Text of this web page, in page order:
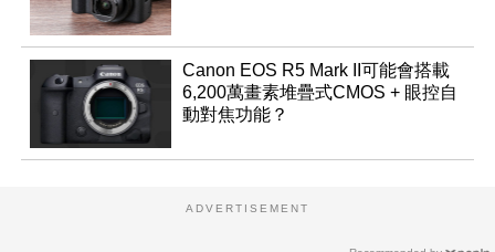
Canon EOS R5 Mark II可能會搭載
6,200萬畫素堆疊式CMOS + 眼控自
動對焦功能？
ADVERTISEMENT